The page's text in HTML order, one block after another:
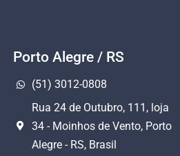
Porto Alegre / RS
(51) 3012-0808
Rua 24 de Outubro, 111, loja
34 - Moinhos de Vento, Porto
Alegre - RS, Brasil